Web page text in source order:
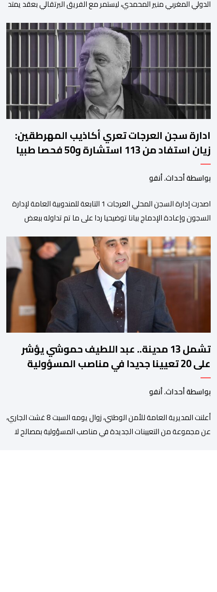
الدولي المغربي منير المحمدي، ليستمر مع الفريق البرتقالي بعقد يمتد
على منصات التواصل الاجتماعي، مصحوبا بعبارة “الرحلة مستمرة”، في
إشارة إلى رغبة الإدارة في الحفاظ على ركائز الفريق والتعزيز من
ادارة سجن العرجات تعري أكاذيب المهرطقين:
زيان استفاد من 113 استشارة و50 فحصا طبيا
بواسطة أحداث. أنفو
اصدرت إدارة السجن المحلي العرجات 1 التابعة للمندوبية العامة لإدارة
السجون وإعادة الإدماج بيانا توضيحيا ردا على ما تم تداوله ببعض
زيان، المعتقل بالمؤسسة ذاتها، وذلك لتنوير الرأي العام بالحقائق
والمعطيات الدقيقة.واوضحت إدارة المؤسسة السجنية أن المعني
بالأمر يستفيد منذ إيداعه من تتبع طبي منتظم ومستمر وفقا […]
تشمل 13 مدينة.. عبد اللطيف حموشي يؤشر
على 20 تعيينا جديدا في مناصب المسؤولية
بمصالح الأمن الوطني
بواسطة أحداث. أنفو
أعلنت المديرية العامة للأمن الوطني، زوال يومه السبت 8 غشت الجاري،
عن مجموعة من التعيينات الجديدة في مناصب المسؤولية بمصالح لا